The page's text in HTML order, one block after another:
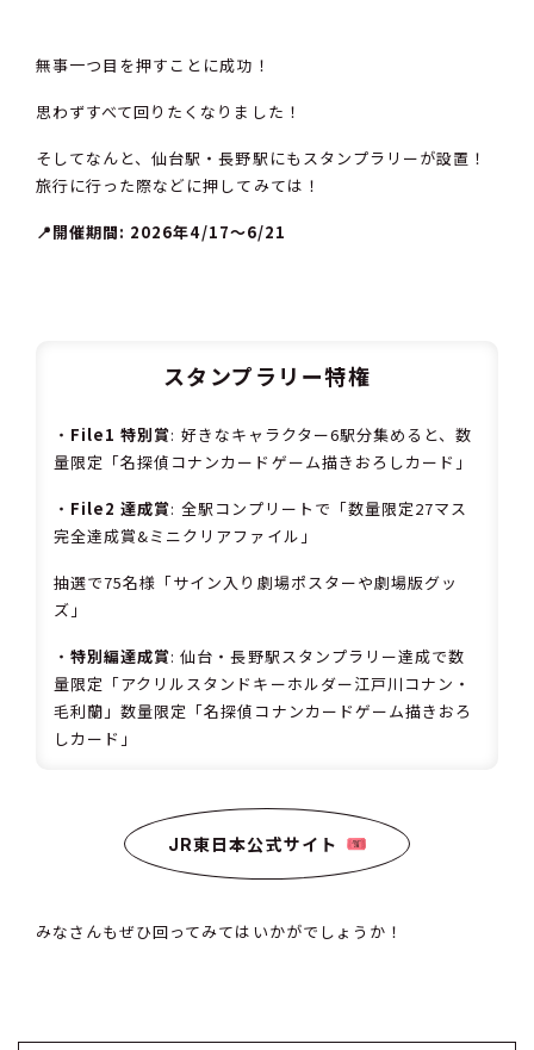
無事一つ目を押すことに成功！
思わずすべて回りたくなりました！
そしてなんと、仙台駅・長野駅にもスタンプラリーが設置！
旅行に行った際などに押してみては！
📍開催期間: 2026年4/17〜6/21
スタンプラリー特権
・ File1 特別賞: 好きなキャラクター6駅分集めると、数
量限定「名探偵コナンカードゲーム描きおろしカード」
・ File2 達成賞: 全駅コンプリートで「数量限定27マス
完全達成賞&ミニクリアファイル」
抽選で75名様「サイン入り劇場ポスターや劇場版グッ
ズ」
・特別編達成賞: 仙台・長野駅スタンプラリー達成で数
量限定「アクリルスタンドキーホルダー江戸川コナン・
毛利蘭」数量限定「名探偵コナンカードゲーム描きおろ
しカード」
JR東日本公式サイト
みなさんもぜひ回ってみてはいかがでしょうか！